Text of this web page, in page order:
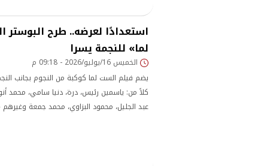
استعدادًا لعرضه.. طرح
لما» للنجمة يسرا
الخميس 16/يوليو/2026 - 09:18 م
يضم فيلم الست لما كوكبة من النجوم بجانب
كلاً من: ياسمين رئيس، درة، دنيا سامي، محمد
عبد الجليل، محمود البزاوي، محمد جمعة وغيرهم